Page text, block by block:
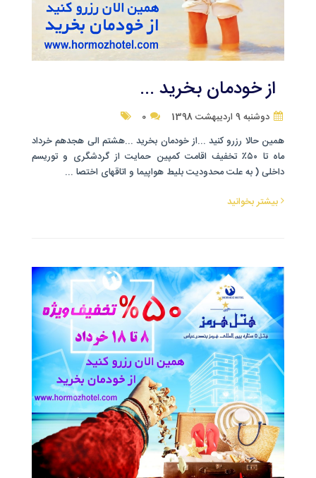
از خودمان بخرید ...
دوشنبه 9 اردیبهشت 1398
همین حالا رزرو کنید ...از خودمان بخرید ...هشتم الی هجدهم خرداد
ماه تا ۵۰٪ تخفیف اقامت کمپین حمایت از گردشگری و توریسم
داخلی ( به علت محدودیت بلیط هواپیما و اتاقهای اختصا ...
بیشتر بخوانید